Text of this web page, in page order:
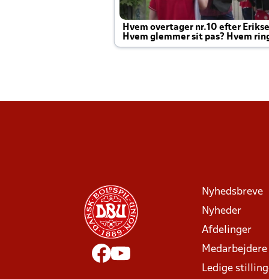
Hvem overtager nr.10 efter
Hvem glemmer sit pas? Hvem
Joachim altid til efter kampe?
Nyhedsbreve
Nyheder
Afdelinger
Medarbejdere
Ledige